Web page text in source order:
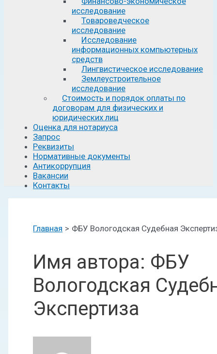
исследование
Товароведческое
исследование
Исследование
информационных компьютерных
средств
Лингвистическое исследование
Землеустроительное
исследование
Стоимость и порядок оплаты по
договорам для физических и
юридических лиц
Оценка для нотариуса
Запрос
Реквизиты
Нормативные документы
Антикоррупция
Вакансии
Контакты
Главная ФБУ Вологодская Судебная
Имя автора: ФБУ
Вологодская
Экспертиза